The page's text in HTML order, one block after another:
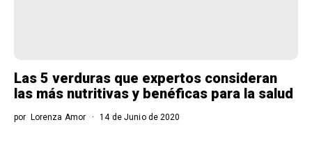
Las 5 verduras que expertos consideran
las más nutritivas y benéficas para la salud
por Lorenza Amor 14 de Junio de 2020